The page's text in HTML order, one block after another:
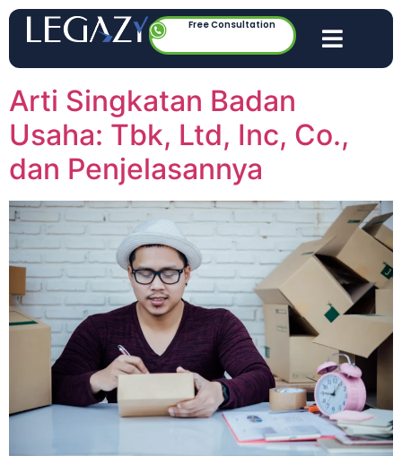
Free Consultation
Arti Singkatan Badan
Usaha: Tbk, Ltd, Inc, Co.,
dan Penjelasannya